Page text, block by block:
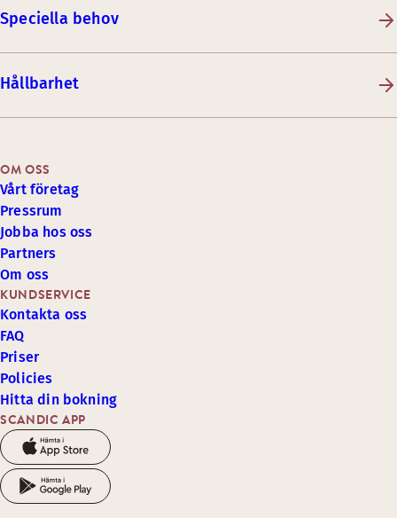
Speciella behov
Hållbarhet
SCANDIC APP
KUNDSERVICE
Kontakta oss
FAQ
Priser
Policies
Hitta din bokning
OM OSS
Vårt företag
Pressrum
Jobba hos oss
Partners
Om oss